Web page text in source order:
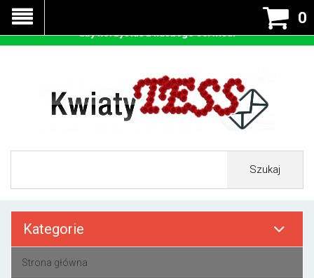
0
Szukaj
Kategorie
Strona główna
Nasza strona korzysta z cookies - czyli tzw ciastek w celu
prawidłowego działania. Zaakceptuj przyjmowanie cookies
aby korzystać z naszego serwisu.